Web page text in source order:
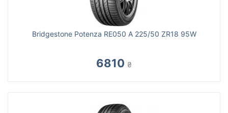
Bridgestone Potenza RE050 A 225/50 ZR18 95W
6810 ₴